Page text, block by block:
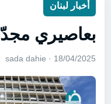
أخبار لبنان
بعاصيري
18/04/2025 · sada dahie